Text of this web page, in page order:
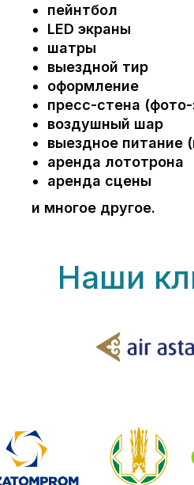
пейнтбол
LED экраны
шатры
выездной тир
оформление
пресс-стена (фото-
воздушный шар
выездное питание
аренда лототрона
аренда сцены
и многое другое.
Наши